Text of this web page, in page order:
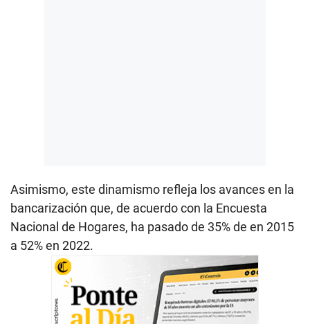
Asimismo, este dinamismo refleja los avances en la
bancarización que, de acuerdo con la Encuesta
Nacional de Hogares, ha pasado de 35% de en 2015
a 52% en 2022.